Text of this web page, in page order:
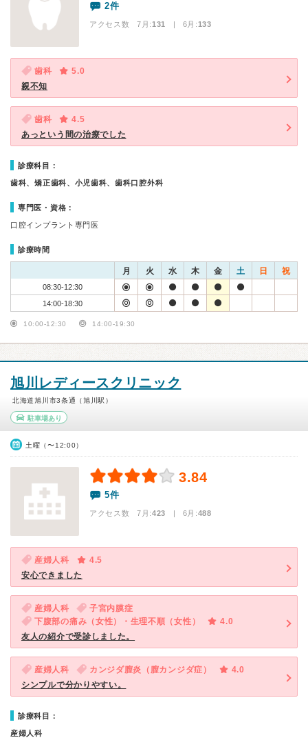
2件
アクセス数 7月:131 | 6月:133
歯科
5.0
親不知
歯科
4.5
あっという間の治療でした
診療科目：
歯科、矯正歯科、小児歯科、歯科口腔外科
専門医・資格：
口腔インプラント専門医
診療時間
月 火 水 木 金 土 日 祝
08:30-12:30
14:00-18:30
10:00-12:30 14:00-19:30
旭川レディースクリニック
北海道旭川市3条通（旭川駅）
駐車場あり
土曜（〜12:00）
3.84
5件
アクセス数 7月:423 | 6月:488
産婦人科
4.5
安心できました
産婦人科
子宮内膜症
下腹部の痛み（女性）・生理不順（女性）
4.0
友人の紹介で受診しました。
産婦人科 カンジダ膣炎（膣カンジダ症）
4.0
シンプルで分かりやすい。
診療科目：
産婦人科